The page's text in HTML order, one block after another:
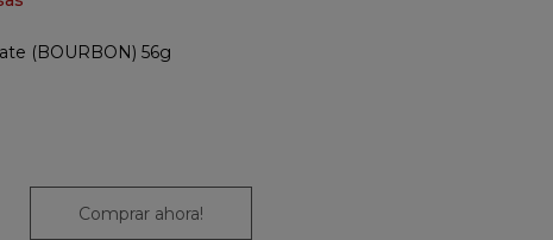
(BOURBON) 56g
Comprar ahora!